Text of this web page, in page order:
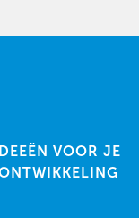
VOOR JE